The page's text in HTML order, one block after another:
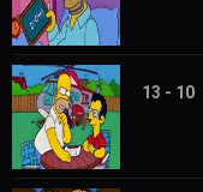
13 - 10